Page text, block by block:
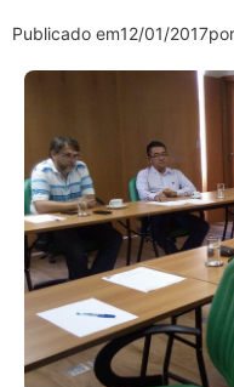
Publicado em12/01/2017por